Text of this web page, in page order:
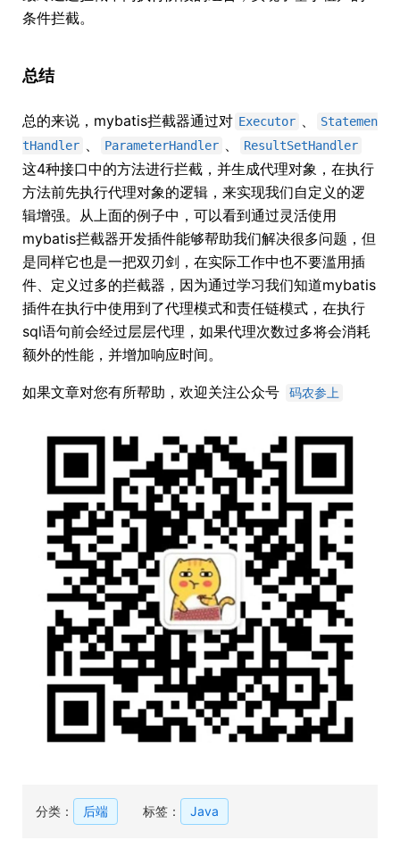
条件拦截。
总结
总的来说，mybatis拦截器通过对 Executor
Statemen
tHandler
ParameterHandler ResultSetHandler
这4种接口中的方法进行拦截，并生成代理对象，在执行
方法前先执行代理对象的逻辑，来实现我们自定义的逻
辑增强。从上面的例子中，可以看到通过灵活使用
mybatis拦截器开发插件能够帮助我们解决很多问题，但
是同样它也是一把双刃剑，在实际工作中也不要滥用插
件、定义过多的拦截器，因为通过学习我们知道mybatis
插件在执行中使用到了代理模式和责任链模式，在执行
sql语句前会经过层层代理，如果代理次数过多将会消耗
额外的性能，并增加响应时间。
如果文章对您有所帮助，欢迎关注公众号 码农参上
分类： 后端 标签： Java